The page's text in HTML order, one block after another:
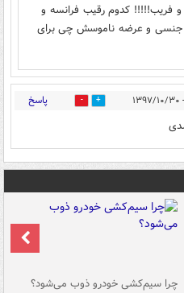
و فریب!!!!! کدوم رقیب فرانسه و
جنسی و عرضه ناموسش چی برای
14 پاسخ
چرا سیم‌کشی خودرو ذوب می‌شود؟